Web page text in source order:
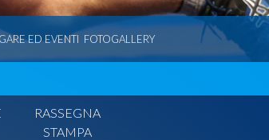
GARE ED EVENTI FOTOGALLERY
RASSEGNA
STAMPA